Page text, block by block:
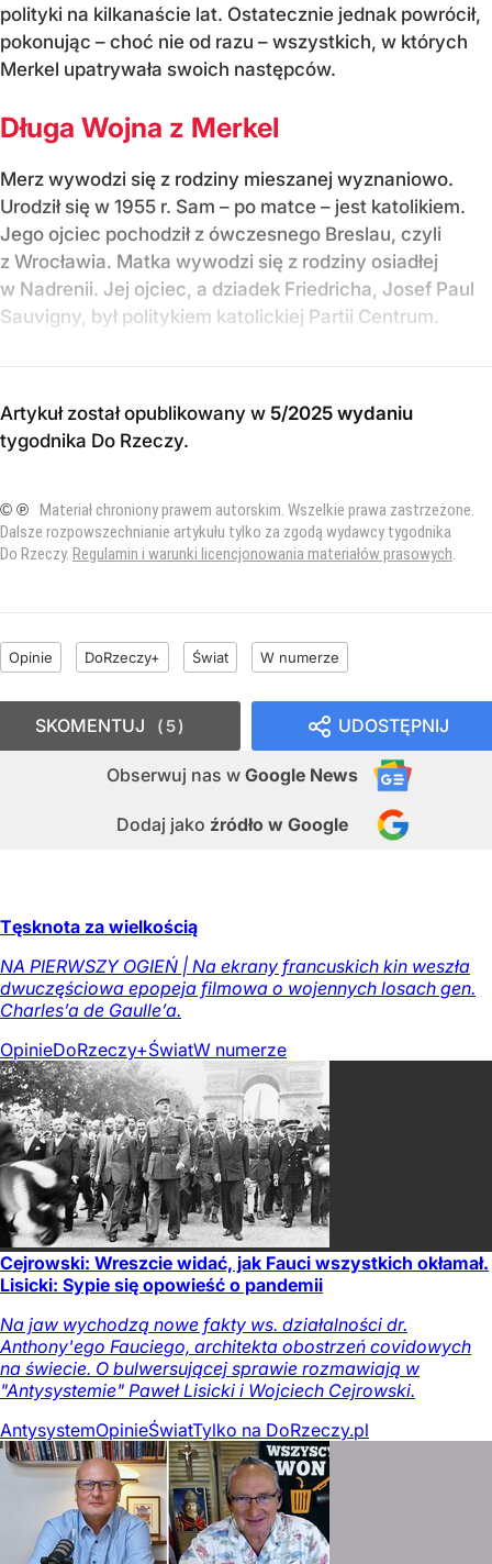
polityki na kilkanaście lat. Ostatecznie jednak powrócił,
pokonując – choć nie od razu – wszystkich, w których
Merkel upatrywała swoich następców.
Długa Wojna z Merkel
Merz wywodzi się z rodziny mieszanej wyznaniowo.
Urodził się w 1955 r. Sam – po matce – jest katolikiem.
Jego ojciec pochodził z ówczesnego Breslau, czyli
z Wrocławia. Matka wywodzi się z rodziny osiadłej
w Nadrenii. Jej ojciec, a dziadek Friedricha, Josef Paul
Sauvigny, był politykiem katolickiej Partii Centrum.
Artykuł został opublikowany w 5/2025 wydaniu
tygodnika Do Rzeczy.
© ℗ Materiał chroniony prawem autorskim. Wszelkie prawa zastrzeżone.
Dalsze rozpowszechnianie artykułu tylko za zgodą wydawcy tygodnika
Do Rzeczy. Regulamin i warunki licencjonowania materiałów prasowych.
Opinie DoRzeczy+ Świat W numerze
UDOSTĘPNIJ
Obserwuj nas w Google News
Dodaj jako źródło w Google
SKOMENTUJ 5
Tęsknota za wielkością
NA PIERWSZY OGIEŃ | Na ekrany francuskich kin weszła
dwuczęściowa epopeja filmowa o wojennych losach gen.
Charles’a de Gaulle’a.
OpinieDoRzeczy+ŚwiatW numerze
Cejrowski: Wreszcie widać, jak Fauci wszystkich okłamał.
Lisicki: Sypie się opowieść o pandemii
Na jaw wychodzą nowe fakty ws. działalności dr.
Anthony'ego Fauciego, architekta obostrzeń covidowych
na świecie. O bulwersującej sprawie rozmawiają w
"Antysystemie" Paweł Lisicki i Wojciech Cejrowski.
AntysystemOpinieŚwiatTylko na DoRzeczy.pl